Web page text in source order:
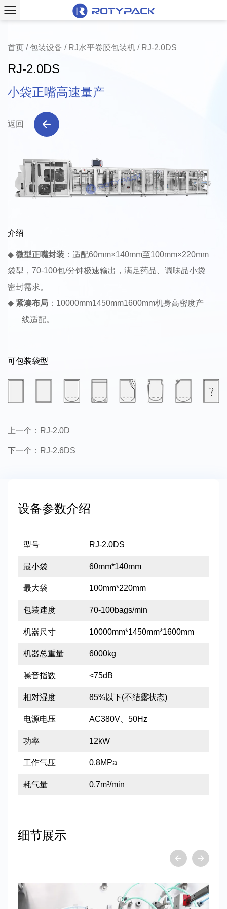
首页 /包装设备 / RJ水平卷膜包装机 / RJ-2.0DS
RJ-2.0DS
小袋正嘴高速量产
返回
介绍
◆ 微型正嘴封装 ：适配60mm×140mm至100mm×220mm
袋型，70-100包/分钟极速输出，满足药品、调味品小袋
密封需求。
◆ 紧凑布局 ：10000mm1450mm1600mm机身高密度产
线适配。
可包装袋型
上一个：RJ-2.0D
下一个：RJ-2.6DS
设备参数介绍
型号 RJ-2.0DS
最小袋 60mm*140mm
最大袋 100mm*220mm
包装速度 70-100bags/min
机器尺寸 10000mm*1450mm*1600mm
机器总重量 6000kg
噪音指数 <75dB
相对湿度 85%以下(不结露状态)
电源电压 AC380V、50Hz
功率 12kW
工作气压 0.8MPa
耗气量 0.7m³/min
细节展示